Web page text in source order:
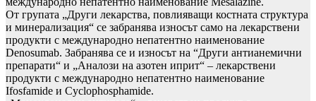
От групата „Други лекарства, повлияващи костната структура
и минерализация“ се забранява износът само на лекарствени
продукти с международно непатентно наименование
Denosumab. Забранява се и износът на “Други антианемични
препарати“ и „Аналози на азотен иприт“ – лекарствени
продукти с международно непатентно наименование
Ifosfamide и Cyclophosphamide.